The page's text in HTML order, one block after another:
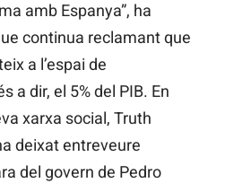
amb Espanya”, ha
continua reclamant que
a l’espai de
a dir, el 5% del PIB. En
xarxa social, Truth
deixat entreveure
del govern de Pedro